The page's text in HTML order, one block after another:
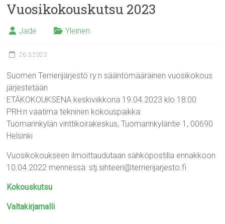
Vuosikokouskutsu 2023
Jade Yleinen
26.3.2023
Suomen Terrierijärjestö ry:n sääntömääräinen vuosikokous
järjestetään
ETÄKOKOUKSENA keskiviikkona 19.04.2023 klo 18:00
PRH:n vaatima tekninen kokouspaikka:
Tuomarinkylän vinttikoirakeskus, Tuomarinkyläntie 1, 00690
Helsinki
Vuosikokoukseen ilmoittaudutaan sähköpostilla ennakkoon
10.04.2022 mennessä: stj.sihteeri@terrierijarjesto.fi
Kokouskutsu
Valtakirjamalli